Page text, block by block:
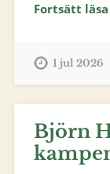
Fortsätt
1 jul 2026
Björn